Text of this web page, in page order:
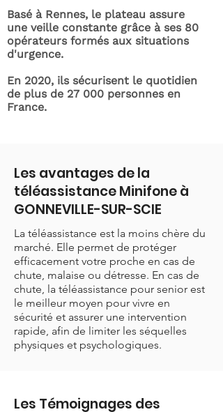
Basé à Rennes, le plateau assure
une veille constante grâce à ses 80
opérateurs formés aux situations
d'urgence.
En 2020, ils sécurisent le quotidien
de plus de 27 000 personnes en
France.
Les avantages de la
téléassistance Minifone à
GONNEVILLE-SUR-SCIE
La téléassistance est la moins chère du
marché. Elle permet de protéger
efficacement votre proche en cas de
chute, malaise ou détresse. En cas de
chute, la téléassistance pour senior est
le meilleur moyen pour vivre en
sécurité et assurer une intervention
rapide, afin de limiter les séquelles
physiques et psychologiques.
Les Témoignages des